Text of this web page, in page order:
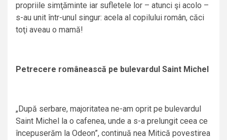
propriile simţăminte iar sufletele lor – atunci şi acolo –
s-au unit într-unul singur: acela al copilului român, căci
toţi aveau o mamă!
Petrecere românească pe bulevardul Saint Michel
„După serbare, majoritatea ne-am oprit pe bulevardul
Saint Michel la o cafenea, unde a s-a prelungit ceea ce
începuserăm la Odeon”, continuă nea Mitică povestirea